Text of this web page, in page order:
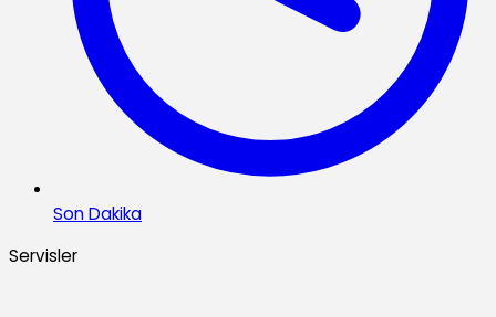
Son Dakika
Servisler